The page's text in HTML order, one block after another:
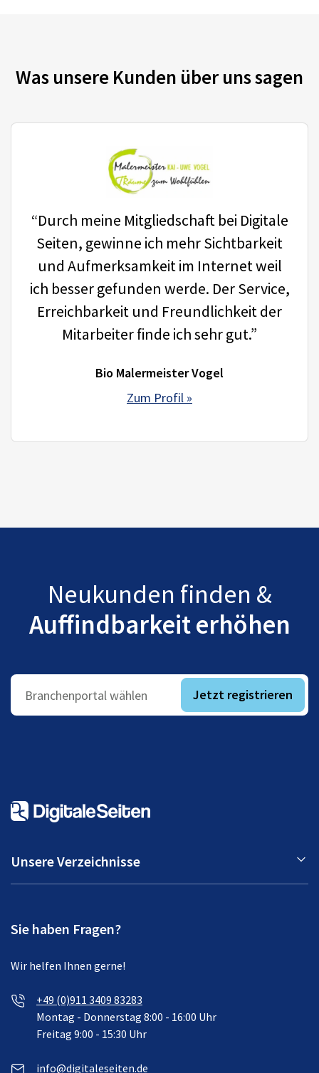
Was unsere Kunden über uns sagen
“Durch meine Mitgliedschaft bei Digitale
Seiten, gewinne ich mehr Sichtbarkeit
und Aufmerksamkeit im Internet weil
ich besser gefunden werde. Der Service,
Erreichbarkeit und Freundlichkeit der
Mitarbeiter finde ich sehr gut.”
Bio Malermeister Vogel
Zum Profil »
Neukunden finden &
Auffindbarkeit erhöhen
Branchenportal wählen Jetzt registrieren
Unsere Verzeichnisse
Sie haben Fragen?
Wir helfen Ihnen gerne!
+49 (0)911 3409 83283
Montag - Donnerstag 8:00 - 16:00 Uhr
Freitag 9:00 - 15:30 Uhr
info@digitaleseiten.de